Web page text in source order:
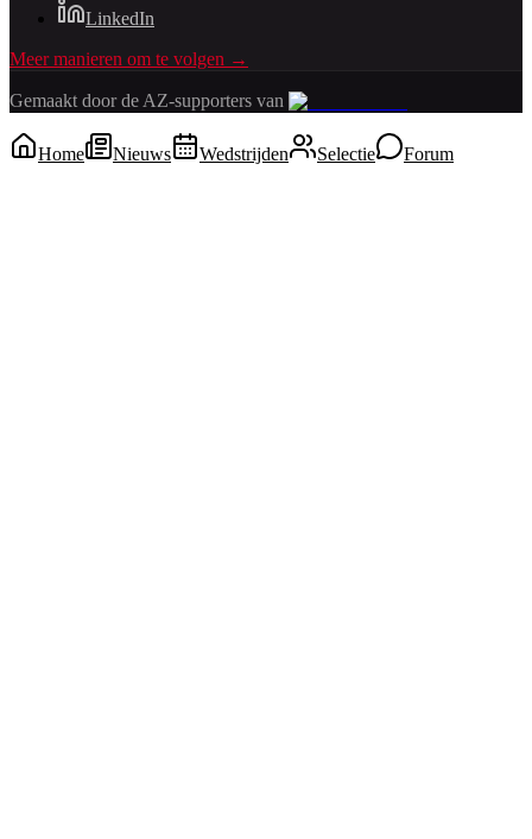
LinkedIn
Meer manieren om te volgen →
Gemaakt door de AZ-supporters van
Home Nieuws Wedstrijden Selectie Forum